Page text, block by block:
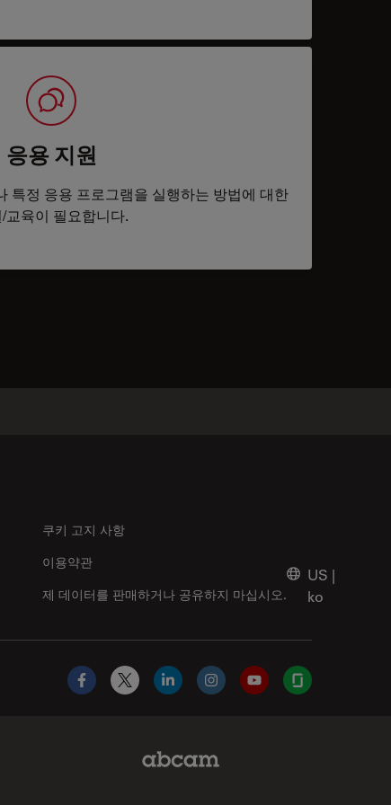
응용 지원
특정 응용 프로그램을 실행하는 방법에 대한
교육이 필요합니다.
쿠키 고지 사항
제 데이터를 판매하거나 공유하지 마십시오.
이용약관
US |
ko
Facebook
X LinkedInInstagramYouTubeGlassdoor